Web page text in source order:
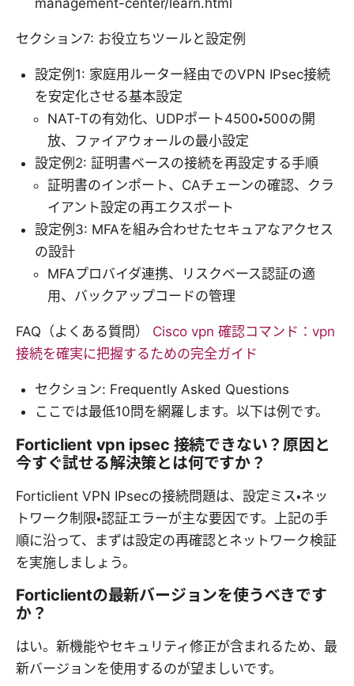
management-center/learn.html
セクション7: お役立ちツールと設定例
設定例1: 家庭用ルーター経由でのVPN IPsec接続
を安定化させる基本設定
NAT-Tの有効化、UDPポート4500・500の開
放、ファイアウォールの最小設定
設定例2: 証明書ベースの接続を再設定する手順
証明書のインポート、CAチェーンの確認、クラ
イアント設定の再エクスポート
設定例3: MFAを組み合わせたセキュアなアクセス
の設計
MFAプロバイダ連携、リスクベース認証の適
用、バックアップコードの管理
FAQ（よくある質問） Cisco vpn 確認コマンド：vpn
接続を確実に把握するための完全ガイド
セクション: Frequently Asked Questions
ここでは最低10問を網羅します。以下は例です。
Forticlient vpn ipsec 接続できない？原因と
今すぐ試せる解決策とは何ですか？
Forticlient VPN IPsecの接続問題は、設定ミス・ネッ
トワーク制限・認証エラーが主な要因です。上記の手
順に沿って、まずは設定の再確認とネットワーク検証
を実施しましょう。
Forticlientの最新バージョンを使うべきです
か？
はい。新機能やセキュリティ修正が含まれるため、最
新バージョンを使用するのが望ましいです。